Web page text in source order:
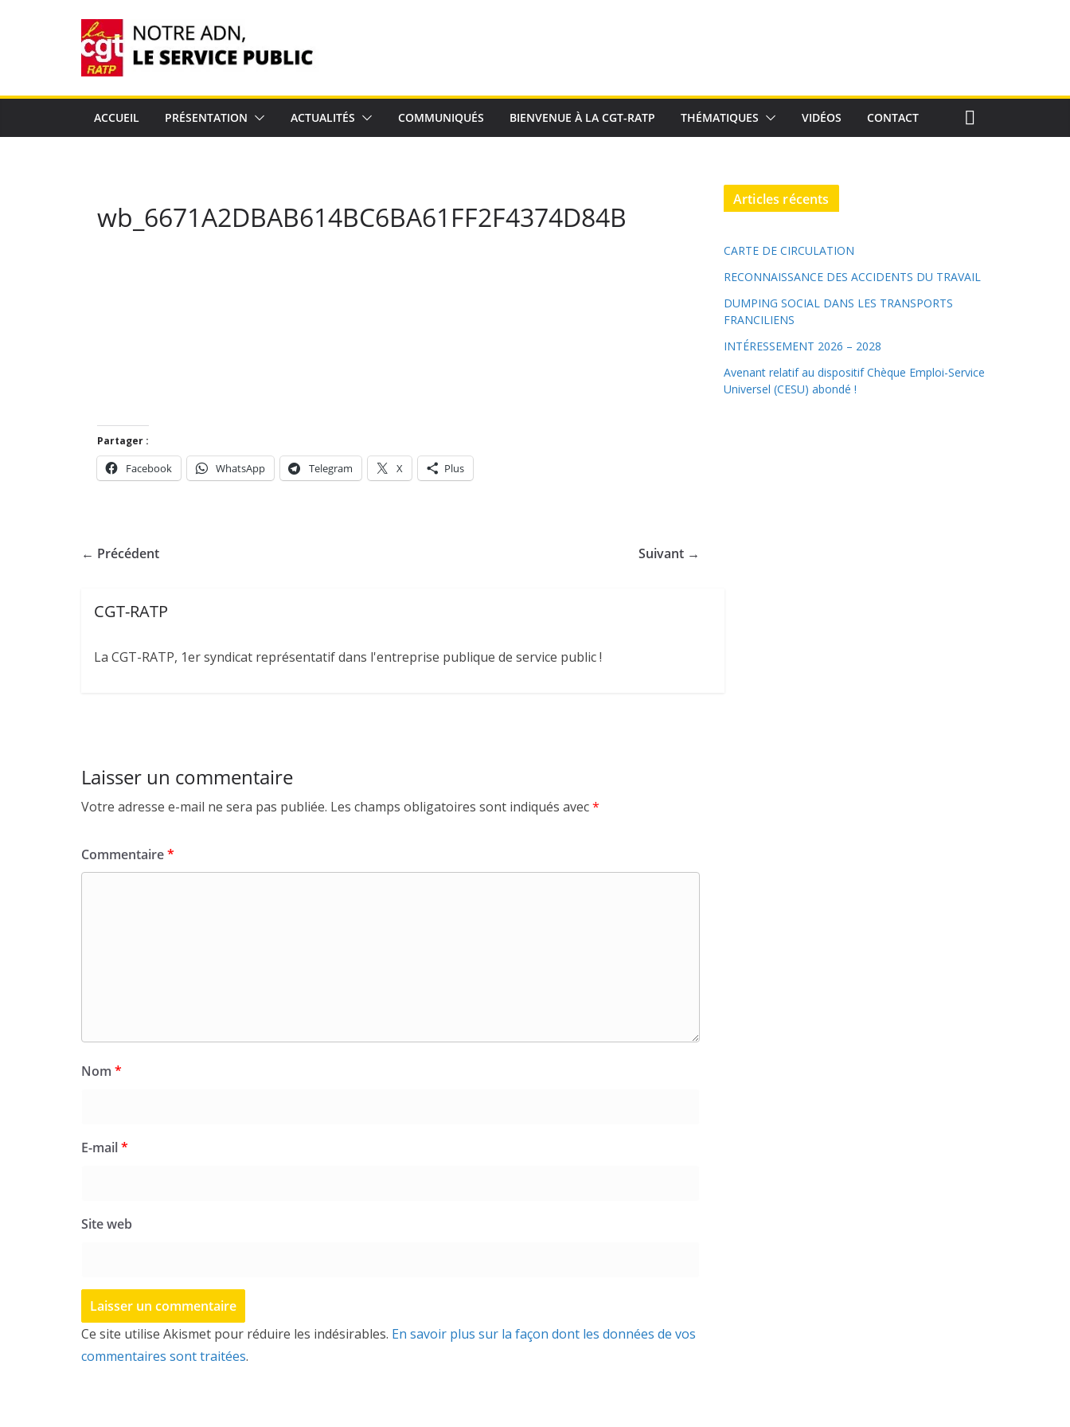
ACCUEIL PRÉSENTATION ACTUALITÉS COMMUNIQUÉS BIENVENUE À LA CGT-RATP THÉMATIQUES VIDÉOS CONTACT
wb_6671A2DBAB614BC6BA61FF2F4374D84B
Partager :
Facebook WhatsApp Telegram X Plus
← Précédent Suivant →
CGT-RATP
La CGT-RATP, 1er syndicat représentatif dans l'entreprise publique de service public !
Laisser un commentaire
Votre adresse e-mail ne sera pas publiée. Les champs obligatoires sont indiqués avec*
Commentaire*
Nom *
E-mail*
Site web
Ce site utilise Akismet pour réduire les indésirables. En savoir plus sur la façon dont les données de vos
commentaires sont traitées.
Articles récents
CARTE DE CIRCULATION
RECONNAISSANCE DES ACCIDENTS DU TRAVAIL
DUMPING SOCIAL DANS LES TRANSPORTS
FRANCILIENS
INTÉRESSEMENT 2026 – 2028
Avenant relatif au dispositif Chèque Emploi-Service
Universel (CESU) abondé !